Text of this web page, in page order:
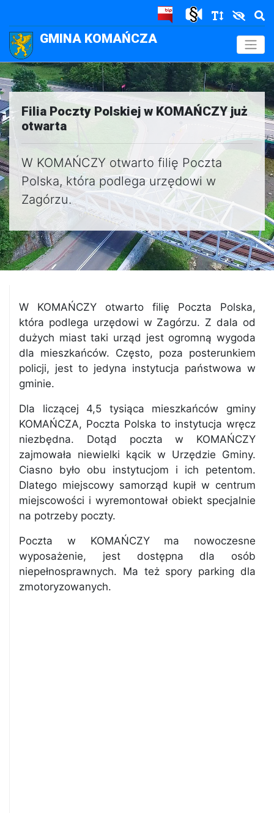
GMINA KOMAŃCZA .
Filia Poczty Polskiej w KOMAŃCZY już
otwarta
W KOMAŃCZY otwarto filię Poczta
Polska, która podlega urzędowi w
Zagórzu.
W KOMAŃCZY otwarto filię Poczta Polska,
która podlega urzędowi w Zagórzu. Z dala od
dużych miast taki urząd jest ogromną wygoda
dla mieszkańców. Często, poza posterunkiem
policji, jest to jedyna instytucja państwowa w
gminie.
Dla liczącej 4,5 tysiąca mieszkańców gminy
KOMAŃCZA, Poczta Polska to instytucja wręcz
niezbędna. Dotąd poczta w KOMAŃCZY
zajmowała niewielki kącik w Urzędzie Gminy.
Ciasno było obu instytucjom i ich petentom.
Dlatego miejscowy samorząd kupił w centrum
miejscowości i wyremontował obiekt specjalnie
na potrzeby poczty.
Poczta w KOMAŃCZY ma nowoczesne
wyposażenie, jest dostępna dla osób
niepełnosprawnych. Ma też spory parking dla
zmotoryzowanych.